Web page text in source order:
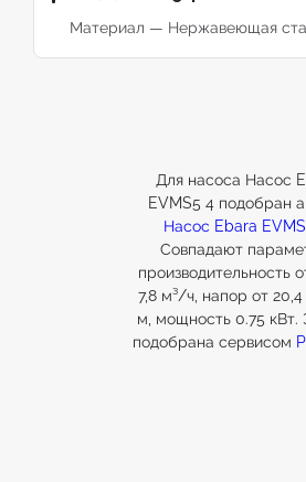
Материал — Нержавеющая
Для насоса Насос
EVMS5 4 подобран
Насос Ebara
Совпадают
производительность
7,8 м³/ч, напор от 20,4
м, мощность 0.75 кВт.
подобрана сервисом